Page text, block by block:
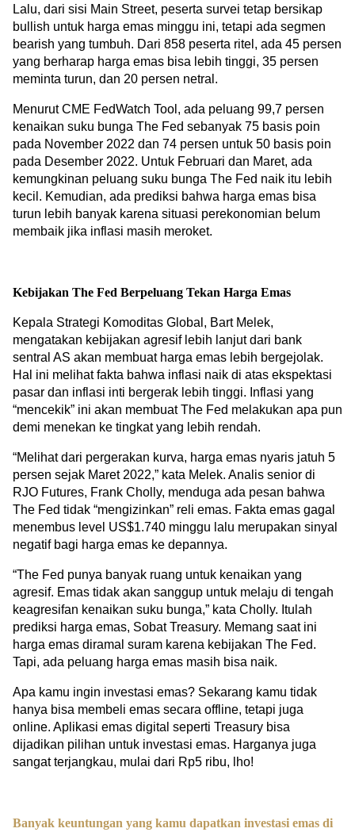
Lalu, dari sisi Main Street, peserta survei tetap bersikap
bullish untuk harga emas minggu ini, tetapi ada segmen
bearish yang tumbuh. Dari 858 peserta ritel, ada 45 persen
yang berharap harga emas bisa lebih tinggi, 35 persen
meminta turun, dan 20 persen netral.
Menurut CME FedWatch Tool, ada peluang 99,7 persen
kenaikan suku bunga The Fed sebanyak 75 basis poin
pada November 2022 dan 74 persen untuk 50 basis poin
pada Desember 2022. Untuk Februari dan Maret, ada
kemungkinan peluang suku bunga The Fed naik itu lebih
kecil. Kemudian, ada prediksi bahwa harga emas bisa
turun lebih banyak karena situasi perekonomian belum
membaik jika inflasi masih meroket.
Kebijakan The Fed Berpeluang Tekan Harga Emas
Kepala Strategi Komoditas Global, Bart Melek,
mengatakan kebijakan agresif lebih lanjut dari bank
sentral AS akan membuat harga emas lebih bergejolak.
Hal ini melihat fakta bahwa inflasi naik di atas ekspektasi
pasar dan inflasi inti bergerak lebih tinggi. Inflasi yang
“mencekik” ini akan membuat The Fed melakukan apa pun
demi menekan ke tingkat yang lebih rendah.
“Melihat dari pergerakan kurva, harga emas nyaris jatuh 5
persen sejak Maret 2022,” kata Melek. Analis senior di
RJO Futures, Frank Cholly, menduga ada pesan bahwa
The Fed tidak “mengizinkan” reli emas. Fakta emas gagal
menembus level US$1.740 minggu lalu merupakan sinyal
negatif bagi harga emas ke depannya.
“The Fed punya banyak ruang untuk kenaikan yang
agresif. Emas tidak akan sanggup untuk melaju di tengah
keagresifan kenaikan suku bunga,” kata Cholly. Itulah
prediksi harga emas, Sobat Treasury. Memang saat ini
harga emas diramal suram karena kebijakan The Fed.
Tapi, ada peluang harga emas masih bisa naik.
Apa kamu ingin investasi emas? Sekarang kamu tidak
hanya bisa membeli emas secara offline, tetapi juga
online. Aplikasi emas digital seperti Treasury bisa
dijadikan pilihan untuk investasi emas. Harganya juga
sangat terjangkau, mulai dari Rp5 ribu, lho!
Banyak keuntungan yang kamu dapatkan investasi emas di